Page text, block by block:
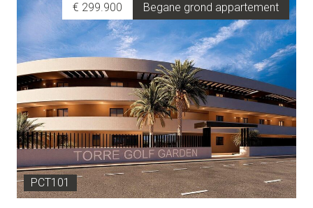
Begane grond appartement
€ 299.900
PCT101